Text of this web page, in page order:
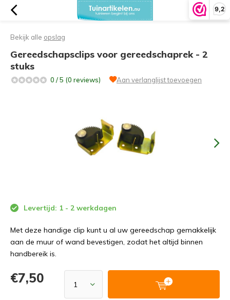
9,2
Bekijk alle opslag
Gereedschapsclips voor gereedschaprek - 2
stuks
0 / 5 (0 reviews) Aan verlanglijst toevoegen
Levertijd: 1 - 2 werkdagen
Met deze handige clip kunt u al uw gereedschap gemakkelijk
aan de muur of wand bevestigen, zodat het altijd binnen
handbereik is.
€7,50